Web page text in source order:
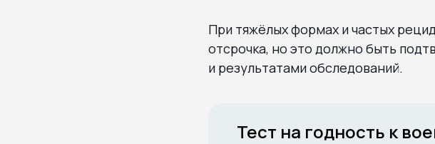
При тяжёлых формах и частых
отсрочка, но это должно быть
и результатами обследований.
Тест на годность к